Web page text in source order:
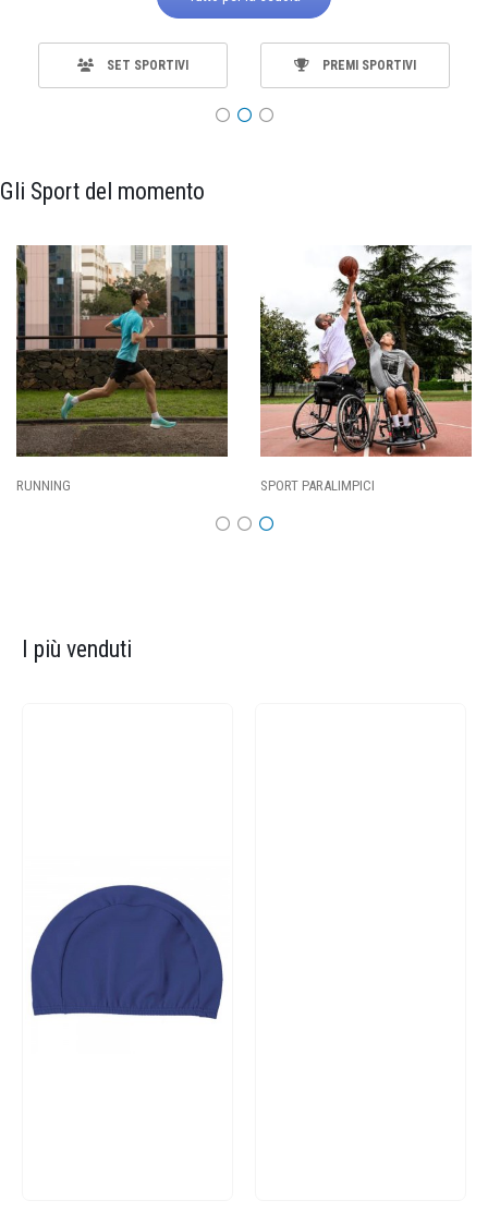
SET SPORTIVI PREMI SPORTIVI
Gli Sport del momento
RUNNING SPORT PARALIMPICI
I più venduti